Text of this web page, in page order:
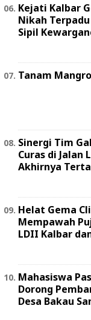
Kejati Kalbar
Nikah
Sipil
Tanam
Sinergi Tim
Curas di Jalan
Akhirnya
Helat Gema
Mempawah
LDII Kalbar
Mahasiswa
Dorong
Desa Bakau